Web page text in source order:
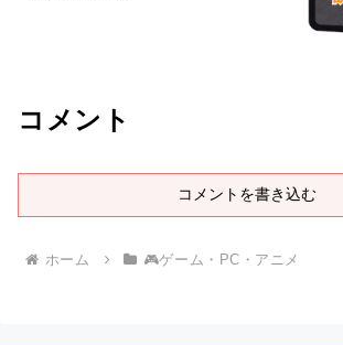
コメント
コメントを書き込む
ホーム 🎮ゲーム・PC・アニメ